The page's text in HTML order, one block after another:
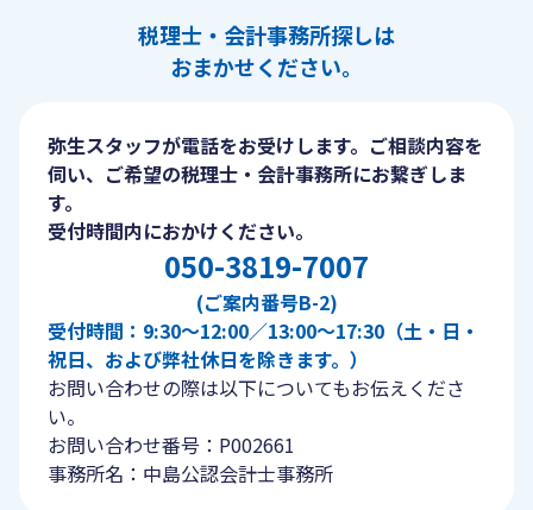
税理士・会計事務所探しは
おまかせください。
弥生スタッフが電話をお受けします。ご相談内容を
伺い、ご希望の税理士・会計事務所にお繋ぎしま
す。
受付時間内におかけください。
050-3819-7007
(ご案内番号B-2)
受付時間：9:30〜12:00／13:00〜17:30（土・日・
祝日、および弊社休日を除きます。）
お問い合わせの際は以下についてもお伝えくださ
い。
お問い合わせ番号：P002661
事務所名：中島公認会計士事務所